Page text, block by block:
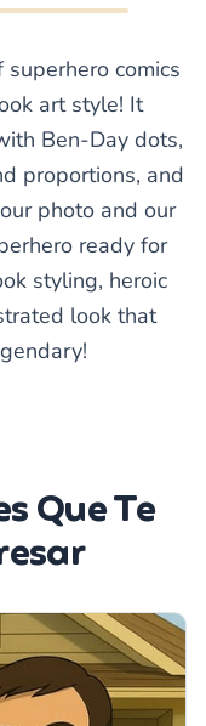
comics
art style! It
Ben-Day dots,
proportions, and
photo and our
ready for
styling, heroic
look that
Que Te